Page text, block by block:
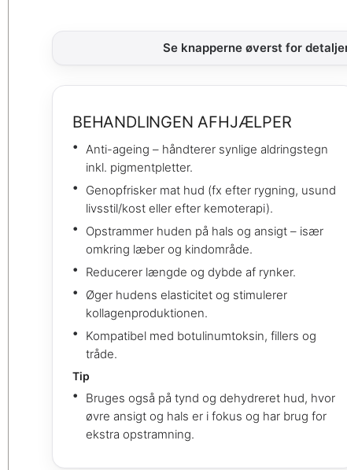
Se knapperne øverst for
BEHANDLINGEN AFHJÆLPER
Anti-ageing – håndterer synlige aldringstegn
inkl. pigmentpletter.
Genopfrisker mat hud (fx efter rygning, usund
livsstil/kost eller efter kemoterapi).
Opstrammer huden på hals og ansigt – især
omkring læber og kindområde.
Reducerer længde og dybde af rynker.
Øger hudens elasticitet og stimulerer
kollagenproduktionen.
Kompatibel med botulinumtoksin, fillers og
tråde.
Tip
Bruges også på tynd og dehydreret hud, hvor
øvre ansigt og hals er i fokus og har brug for
ekstra opstramning.